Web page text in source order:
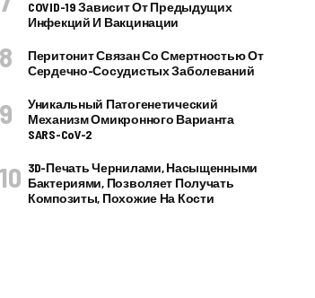
COVID-19 Зависит От Предыдущих
Инфекций И Вакцинации
Перитонит Связан Со Смертностью От
Сердечно-Сосудистых Заболеваний
Уникальный Патогенетический
Механизм Омикронного Варианта
SARS-CoV-2
3D-Печать Чернилами, Насыщенными
Бактериями, Позволяет Получать
Композиты, Похожие На Кости